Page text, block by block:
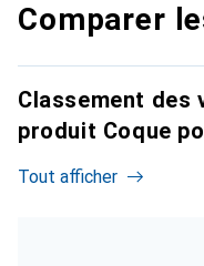
Comparer
Classement des
produit Coque
Tout afficher